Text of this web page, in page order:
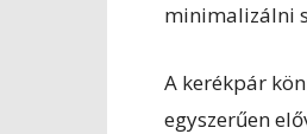
minimalizálni
A kerékpár
egyszerűen